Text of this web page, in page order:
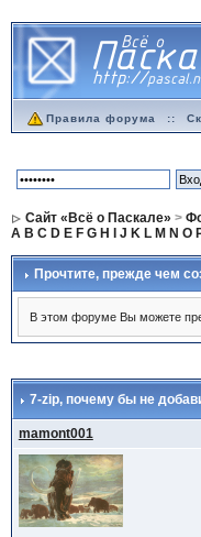
Правила форума ::
Сайт «Всё о Паскале» >
A B C D E F G H J K L M N O
Прочтите, прежде чем
В этом форуме Вы можете
7-zip, почему бы не
mamont001